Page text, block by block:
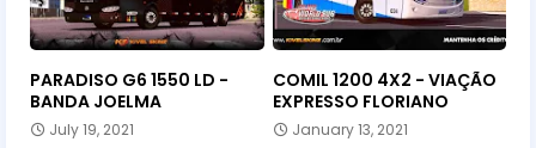
PARADISO G6 1550 LD -
BANDA JOELMA
July 19, 2021
COMIL 1200 4X2 - VIAÇÃO
EXPRESSO FLORIANO
January 13, 2021